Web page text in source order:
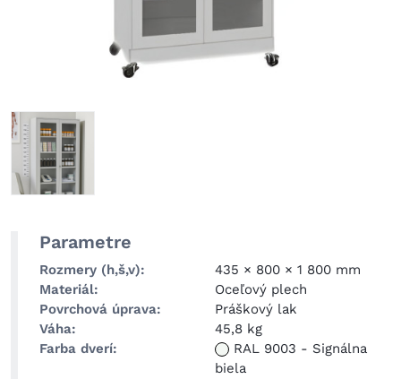
Parametre
Rozmery (h,š,v)
435 × 800 × 1 800 mm
Materiál
Oceľový plech
Povrchová úprava
Práškový lak
Váha
45,8 kg
Farba dverí
RAL 9003 - Signálna
biela